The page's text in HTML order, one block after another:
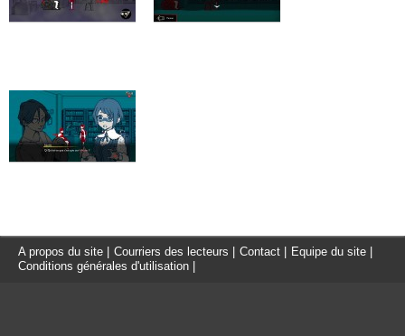
A propos du site Courriers des lecteurs Contact Equipe du site
Conditions générales d'utilisation